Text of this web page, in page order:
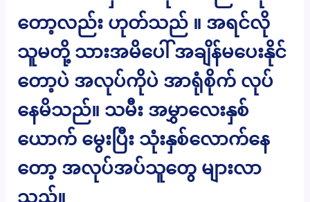
တော့လည်း ဟုတ်သည် ။ အရင်လို
သူမတို့ သားအမိပေါ် အချိန်မပေးနိုင်
တော့ပဲ အလုပ်ကိုပဲ အာရုံစိုက် လုပ်
နေမိသည်။ သမီး အမွှာလေးနှစ်
ယောက် မွေးပြီး သုံးနှစ်လောက်နေ
တော့ အလုပ်အပ်သူတွေ များလာ
သည်။